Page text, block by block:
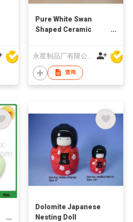
Pure White Swan
Shaped Ceramic
Minds Crafts For
Couples
查询
Dolomite Japanese
Nesting Doll